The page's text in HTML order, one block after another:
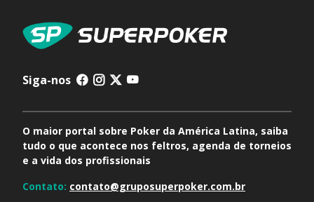
Siga-nos
O maior portal sobre Poker da América Latina, saiba
tudo o que acontece nos feltros, agenda de torneios
e a vida dos profissionais
Contato: contato@gruposuperpoker.com.br